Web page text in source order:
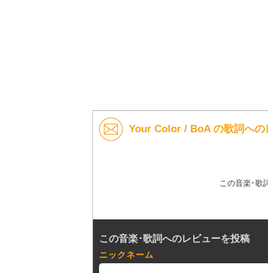
Your Color / BoA の歌詞への
この音楽･歌
この音楽･歌詞へのレビューを投稿
ニックネーム